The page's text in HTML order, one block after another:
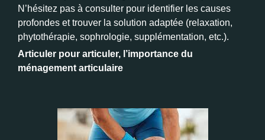
N’hésitez pas à consulter pour identifier les causes
profondes et trouver la solution adaptée (relaxation,
phytothérapie, sophrologie, supplémentation, etc.).
Articuler pour articuler, l’importance du
ménagement articulaire